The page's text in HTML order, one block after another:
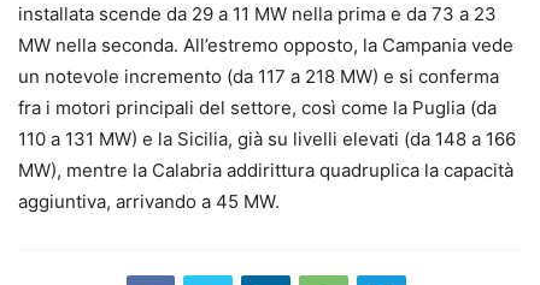
installata scende da 29 a 11 MW nella prima e da 73 a 23
MW nella seconda. All’estremo opposto, la Campania vede
un notevole incremento (da 117 a 218 MW) e si conferma
fra i motori principali del settore, così come la Puglia (da
110 a 131 MW) e la Sicilia, già su livelli elevati (da 148 a 166
MW), mentre la Calabria addirittura quadruplica la capacità
aggiuntiva, arrivando a 45 MW.